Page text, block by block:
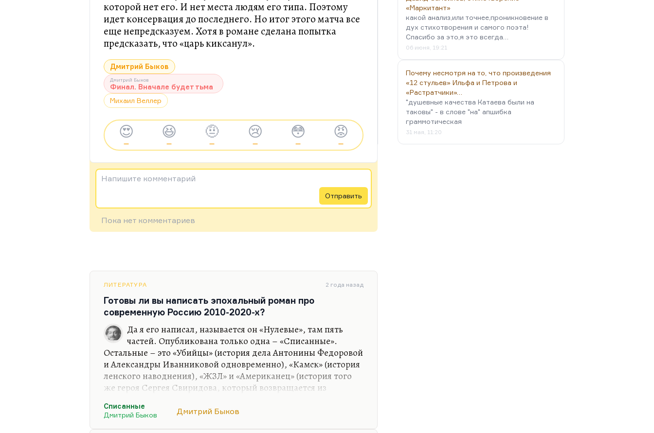
которой нет его. И нет места людям его типа. Поэтому
идет консервация до последнего. Но итог этого матча все
еще непредсказуем. Хотя в романе сделана попытка
предсказать, что «царь киксанул».
Дмитрий Быков
Дмитрий Быков
Финал. Вначале будет тьма
Михаил Веллер
😍
—
😆
—
🤨
—
😢
—
😳
—
😡
—
Напишите комментарий
Отправить
Пока нет комментариев
ЛИТЕРАТУРА 2 года назад
Готовы ли вы написать эпохальный роман про
современную Россию 2010-2020-х?
Да я его написал, называется он «Нулевые», там пять
частей. Опубликована только одна – «Списанные».
Остальные – это «Убийцы» (история дела Антонины Федоровой
и Александры Иванниковой одновременно), «Камск» (история
ленского наводнения), «ЖЗЛ» и «Американец» (история того
же героя Сергея Свиридова, который возвращается из
Но я не хочу его печатать; более того, я не уверен, что его надо
печатать.
Списанные
Дмитрий Быков
Дмитрий Быков
«Маркитант»
какой анализ,или точнее,проникновение в
дух стихотворения и самого поэта!
Спасибо за это,я это всегда…
06 июня, 19:21
Почему несмотря на то, что произведения
«12 стульев» Ильфа и Петрова и
«Растратчики»…
"душевные качества Катаева были на
таковы" - в слове "на" апшибка
граммотическая
31 мая, 11:20